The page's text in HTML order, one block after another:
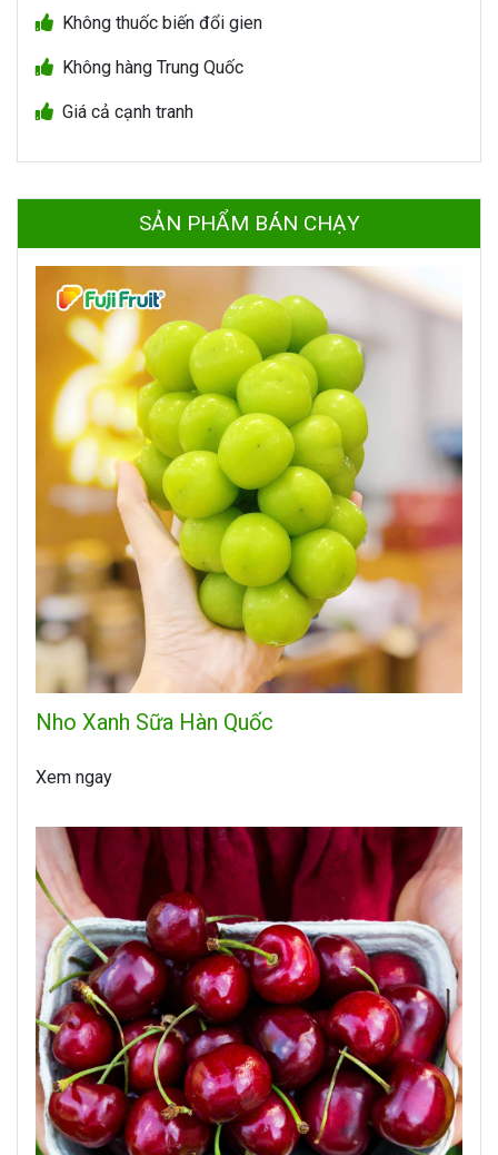
Không thuốc biến đổi gien
Không hàng Trung Quốc
Giá cả cạnh tranh
SẢN PHẨM BÁN CHẠY
Nho Xanh Sữa Hàn Quốc
Xem ngay